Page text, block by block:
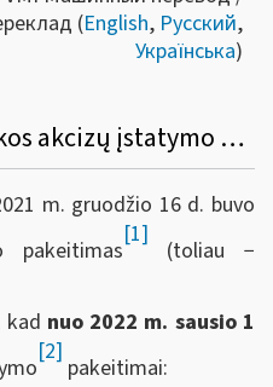
(English, Русский,
Українська)
Dėl Lietuvos Respublikos akcizų įstatymo 3, 22, 28, 29-1 straipsnių pakeitimo nuo 2022 m. sausio 1 d.
m. gruodžio 16 d. buvo
pakeitimas
[1]
(toliau −
kad nuo 2022 m. sausio 1
[2]
pakeitimai: